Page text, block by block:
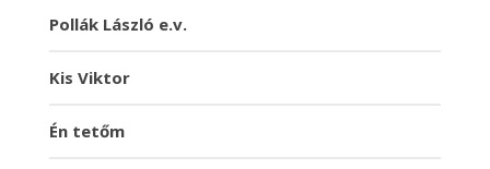
Pollák László e.v.
Kis Viktor
Én tetőm